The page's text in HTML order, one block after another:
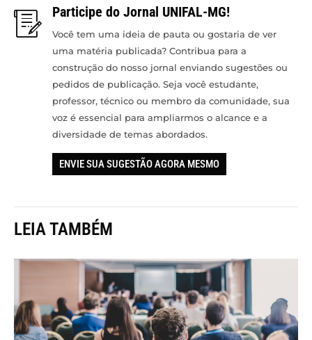
Participe do Jornal UNIFAL-MG!
Você tem uma ideia de pauta ou gostaria de ver
uma matéria publicada? Contribua para a
construção do nosso jornal enviando sugestões ou
pedidos de publicação. Seja você estudante,
professor, técnico ou membro da comunidade, sua
voz é essencial para ampliarmos o alcance e a
diversidade de temas abordados.
ENVIE SUA SUGESTÃO AGORA MESMO
LEIA TAMBÉM